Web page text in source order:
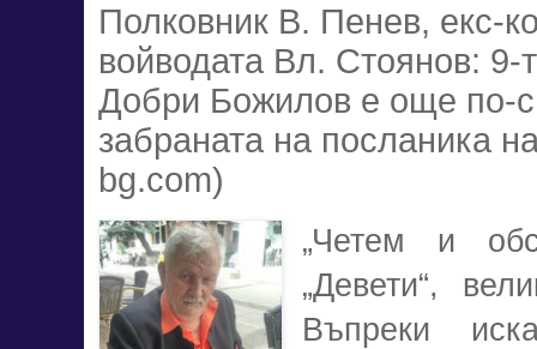
Полковник В. Пенев, екс-
войводата Вл. Стоянов:
Добри Божилов е още по-
забраната на посланика
bg.com)
„Четем и
„Девети“,
Въпреки